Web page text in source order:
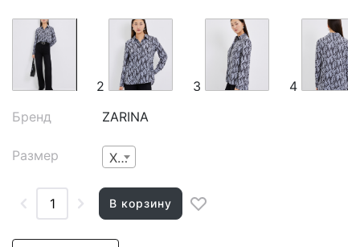
2 3
4
Бренд
ZARINA
Размер XS
В корзину